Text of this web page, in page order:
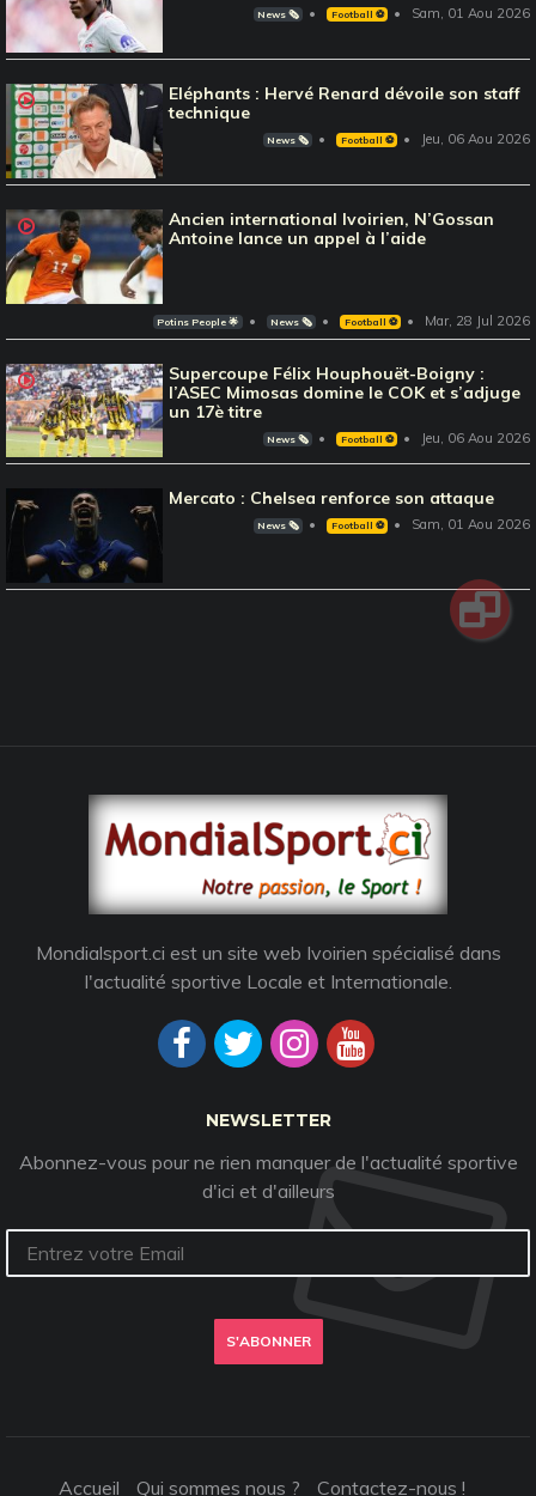
News 🗞️ Football ⚽️ Sam, 01 Aou 2026
Eléphants : Hervé Renard dévoile son staff
technique
News 🗞️ Football ⚽️ Jeu, 06 Aou 2026
Ancien international Ivoirien, N’Gossan
Antoine lance un appel à l’aide
Potins People 🌟 News 🗞️ Football ⚽️ Mar, 28 Jul 2026
Supercoupe Félix Houphouët-Boigny :
l’ASEC Mimosas domine le COK et s’adjuge
un 17è titre
News 🗞️ Football ⚽️ Jeu, 06 Aou 2026
Mercato : Chelsea renforce son attaque
News 🗞️ Football ⚽️ Sam, 01 Aou 2026
Mondialsport.ci est un site web Ivoirien spécialisé dans
l'actualité sportive Locale et Internationale.
NEWSLETTER
Abonnez-vous pour ne rien manquer de l'actualité sportive
d'ici et d'ailleurs
S'ABONNER
Accueil Qui sommes nous ? Contactez-nous !